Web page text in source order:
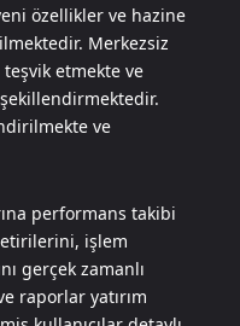
özellikler ve hazine
Merkezsiz
teşvik etmekte ve
ve
performans takibi
işlem
gerçek zamanlı
raporlar yatırım